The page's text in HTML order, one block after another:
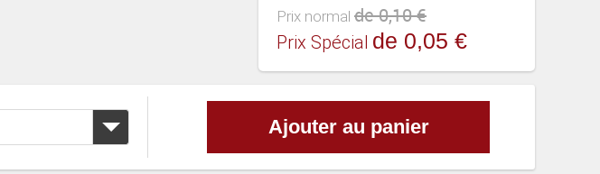
Prix normal de 0,10 €
Prix Spécial de 0,05 €
Ajouter au panier